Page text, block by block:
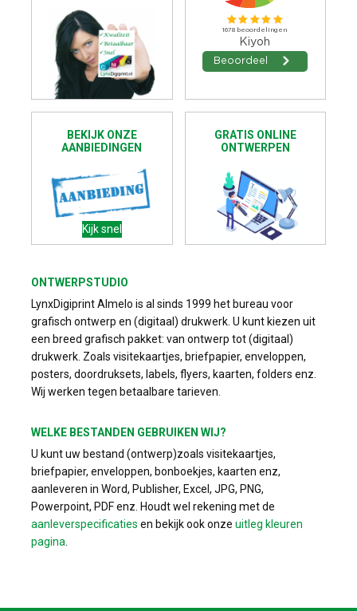
BEKIJK ONZE
AANBIEDINGEN
Kijk snel
GRATIS ONLINE
ONTWERPEN
ONTWERPSTUDIO
LynxDigiprint Almelo is al sinds 1999 het bureau voor
grafisch ontwerp en (digitaal) drukwerk. U kunt kiezen uit
een breed grafisch pakket: van ontwerp tot (digitaal)
drukwerk. Zoals visitekaartjes, briefpapier, enveloppen,
posters, doordruksets, labels, flyers, kaarten, folders enz.
Wij werken tegen betaalbare tarieven.
WELKE BESTANDEN GEBRUIKEN WIJ?
U kunt uw bestand (ontwerp)zoals visitekaartjes,
briefpapier, enveloppen, bonboekjes, kaarten enz,
aanleveren in Word, Publisher, Excel, JPG, PNG,
Powerpoint, PDF enz. Houdt wel rekening met de
aanleverspecificaties en bekijk ook onze uitleg kleuren
pagina